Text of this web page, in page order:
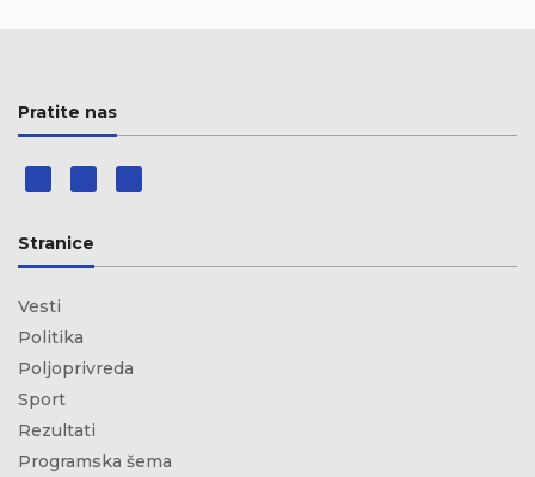
Pratite nas
Stranice
Vesti
Politika
Poljoprivreda
Sport
Rezultati
Programska šema